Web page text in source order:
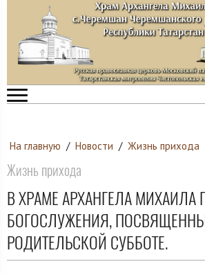
На главную / Новости / Жизнь прихода
Жизнь прихода
В ХРАМЕ АРХАНГЕЛА
БОГОСЛУЖЕНИЯ,
РОДИТЕЛЬСКОЙ СУББОТЕ.